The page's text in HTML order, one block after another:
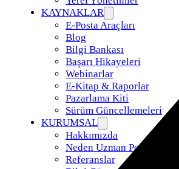
KAYNAKLAR
E-Posta Araçları
Blog
Bilgi Bankası
Başarı Hikayeleri
Webinarlar
E-Kitap & Raporlar
Pazarlama Kiti
Sürüm Güncellemeleri
KURUMSAL
Hakkımızda
Neden Uzman Posta
Referanslar